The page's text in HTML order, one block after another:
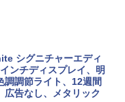
Air M5チップ搭載
ック：AIとApple Intell
チLiquid Retinaディ
】 ロブロックス | オン
ばんやさしい 教科書:
！ 非エンジニアのた
グ入門シリーズ
シグニチャーエディ
ンチディスプレイ、明
調調節ライト、12週間
広告なし、メタリック